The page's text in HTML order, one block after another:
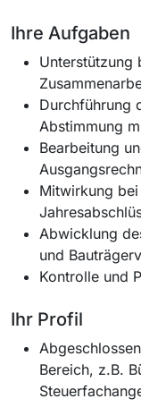
Ihre Aufgaben
Unterstützung
Durchführung
Abstimmung
Bearbeitung
Mitwirkung
Abwicklung
und
Kontrolle und
Ihr Profil
Bereich, z.B.